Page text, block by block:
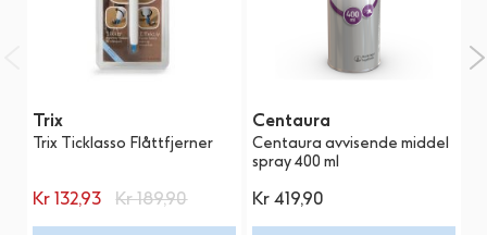
Trix
Trix Ticklasso Flåttfjerner
Spesialpris
Kr 132,93 Kr189,90
Centaura
Centaura avvisende middel
spray 400 ml
Kr 419,90